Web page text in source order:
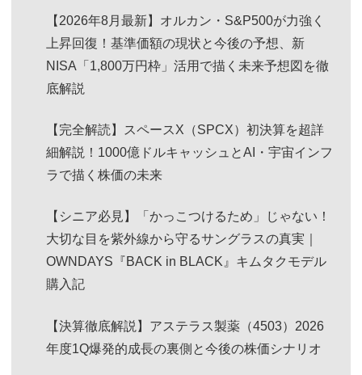
【2026年8月最新】オルカン・S&P500が力強く
上昇回復！基準価額の現状と今後の予想、新
NISA「1,800万円枠」活用で描く未来予想図を徹
底解説
【完全解読】スペースX（SPCX）初決算を超詳
細解説！1000億ドルキャッシュとAI・宇宙インフ
ラで描く株価の未来
【シニア必見】「かっこつけるため」じゃない！
大切な目を紫外線から守るサングラスの真実｜
OWNDAYS『BACK in BLACK』キムタクモデル
購入記
【決算徹底解説】アステラス製薬（4503）2026
年度1Q爆発的成長の裏側と今後の株価シナリオ